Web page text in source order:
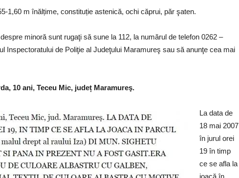
1,60 m înălțime, constituție astenică, ochi căprui, păr şaten.
minoră sunt rugaţi să sune la 112, la numărul de telefon 0262 –
Inspectoratului de Poliţie al Judeţului Maramureş sau să anunţe cea mai
10 ani, Teceu Mic, județ Maramureş.
La data de
18 mai 2007
în jurul orei
19 în timp
ce se afla la